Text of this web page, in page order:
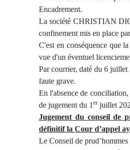
Encadrement.
La société CHRISTIAN
confinement mis en place
C'est en conséquence que
vue d'un éventuel
Par courrier, daté du 6
faute grave.
En l'absence de
de jugement du 1 erjuillet
Jugement du conseil de
définitif la Cour d’appel
Le Conseil de